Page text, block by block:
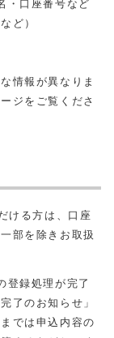
・口座番号など
ど）
情報が異なりま
ジをご覧くださ
ける方は、口座
部を除きお取扱
登録処理が完了
了のお知らせ」
では申込内容の